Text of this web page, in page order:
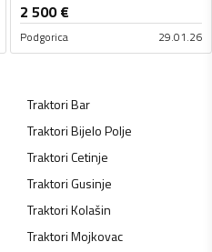
2 500€
Podgorica 29.01.26
TraktoriBar
TraktoriBijelo Polje
TraktoriCetinje
TraktoriGusinje
TraktoriKolašin
TraktoriMojkovac